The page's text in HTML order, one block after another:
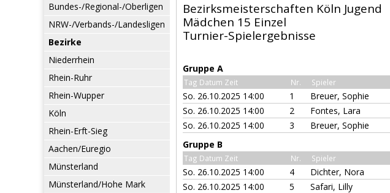
Bundes-/Regional-/Oberligen
NRW-/Verbands-/Landesligen
Bezirke
Niederrhein
Rhein-Ruhr
Rhein-Wupper
Köln
Rhein-Erft-Sieg
Aachen/Euregio
Münsterland
Münsterland/Hohe Mark
Bezirksmeisterschaften Köln Jugend
Mädchen 15 Einzel
Turnier-Spielergebnisse
Gruppe A
Tag Datum Zeit Nr. Spieler
So. 26.10.2025 14:00 1 Breuer, Sophie
So. 26.10.2025 14:00
2 Fontes, Lara
So. 26.10.2025 14:00
3 Breuer, Sophie
Gruppe B
Tag Datum Zeit Nr. Spieler
So. 26.10.2025 14:00 4 Dichter, Nora
So. 26.10.2025 14:00
5 Safari, Lilly